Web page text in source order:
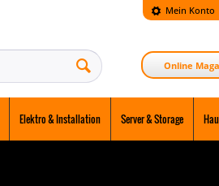
Mein Konto
Online
Elektro & Installation Server & Storage